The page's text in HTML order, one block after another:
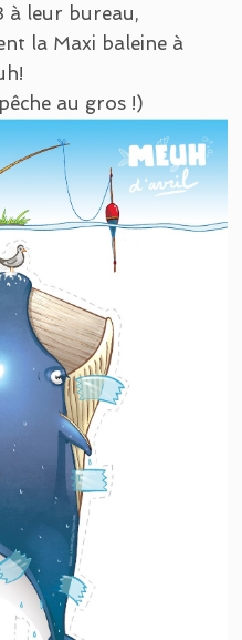
à leur bureau,
la Maxi baleine à
au gros !)